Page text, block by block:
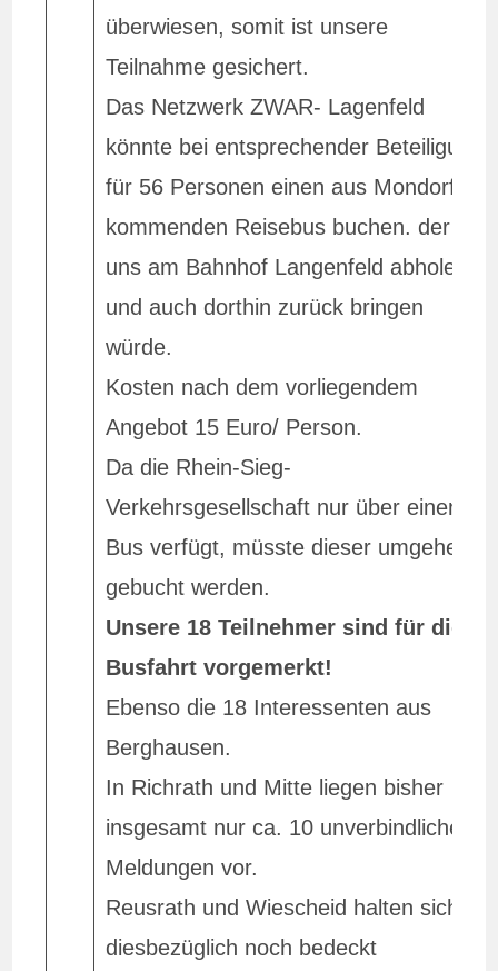
überwiesen, somit ist unsere
Teilnahme gesichert.
Das Netzwerk ZWAR- Lagenfeld
könnte bei entsprechender Beteiligung
für 56 Personen einen aus Mondorf
kommenden Reisebus buchen. der
uns am Bahnhof Langenfeld abholen
und auch dorthin zurück bringen
würde.
Kosten nach dem vorliegendem
Angebot 15 Euro/ Person.
Da die Rhein-Sieg-
Verkehrsgesellschaft nur über einen
Bus verfügt, müsste dieser umgehend
gebucht werden.
Unsere 18 Teilnehmer sind für die
Busfahrt vorgemerkt!
Ebenso die 18 Interessenten aus
Berghausen.
In Richrath und Mitte liegen bisher
insgesamt nur ca. 10 unverbindliche
Meldungen vor.
Reusrath und Wiescheid halten sich
diesbezüglich noch bedeckt